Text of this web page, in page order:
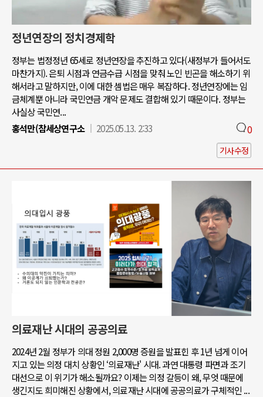
정년연장의 정치경제학
정부는 법정정년 65세로 정년연장을 추진하고 있다(새정부가 들어서도
마찬가지). 은퇴 시점과 연금수급 시점을 맞춰 노인 빈곤을 해소하기 위
해서라고 말하지만, 이에 대한 셈법은 매우 복잡하다. 정년연장에는 임
금체계뿐 아니라 국민연금 개악 문제도 결합해 있기 때문이다. 정부는
사실상 국민연...
홍석만(참세상연구소
2025.05.13. 2:33 0
기사수정
의료재난 시대의 공공의료
2024년 2월 정부가 의대 정원 2,000명 증원을 발표힌 후 1년 넘게 이어
지고 있는 의정 대치 상황인 ‘의료재난' 시대. 과연 대통령 파면과 조기
대선으로 이 위기가 해소될까요? 이제는 의정 갈등이 왜, 무엇 때문에
생긴지도 희미해진 상황에서, 의료재난 시대에 공공의료가 구체적인 ...